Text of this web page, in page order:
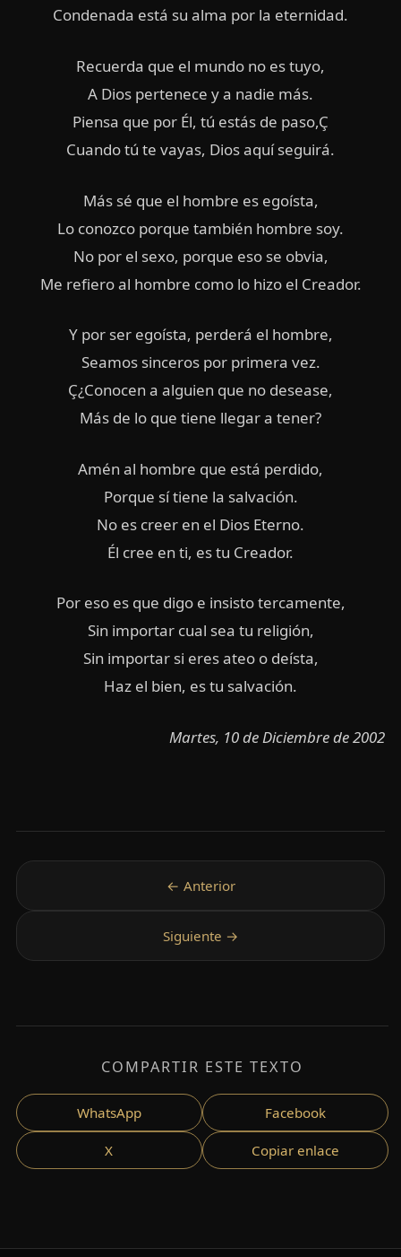
Condenada está su alma por la eternidad.
Recuerda que el mundo no es tuyo,
A Dios pertenece y a nadie más.
Piensa que por Él, tú estás de paso,Ç
Cuando tú te vayas, Dios aquí seguirá.
Más sé que el hombre es egoísta,
Lo conozco porque también hombre soy.
No por el sexo, porque eso se obvia,
Me refiero al hombre como lo hizo el Creador.
Y por ser egoísta, perderá el hombre,
Seamos sinceros por primera vez.
Ç¿Conocen a alguien que no desease,
Más de lo que tiene llegar a tener?
Amén al hombre que está perdido,
Porque sí tiene la salvación.
No es creer en el Dios Eterno.
Él cree en ti, es tu Creador.
Por eso es que digo e insisto tercamente,
Sin importar cual sea tu religión,
Sin importar si eres ateo o deísta,
Haz el bien, es tu salvación.
Martes, 10 de Diciembre de 2002
COMPARTIR ESTE TEXTO
WhatsApp Facebook
X Copiar enlace